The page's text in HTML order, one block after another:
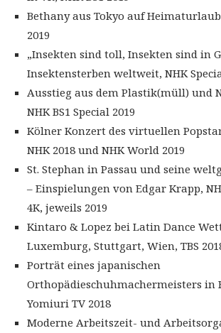
Bethany aus Tokyo auf Heimaturlaub
2019
„Insekten sind toll, Insekten sind in
Insektensterben weltweit, NHK
Ausstieg aus dem Plastik(müll) und
NHK BS1 Special 2019
Kölner Konzert des virtuellen
NHK 2018 und NHK World 2019
St. Stephan in Passau und seine
– Einspielungen von Edgar Krapp,
4K, jeweils 2019
Kintaro & Lopez bei Latin Dance
Luxemburg, Stuttgart, Wien, TBS
Porträt eines japanischen
Orthopädieschuhmachermeisters in
Yomiuri TV 2018
Moderne Arbeitszeit- und